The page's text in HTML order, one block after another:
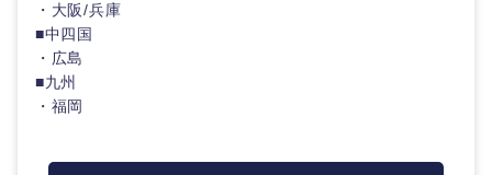
・大阪/兵庫
■中四国
・広島
■九州
・福岡